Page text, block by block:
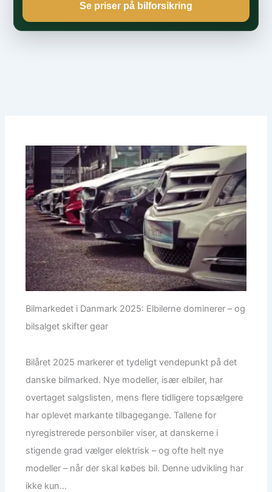
Se priser på bilforsikring
Bilmarkedet i Danmark 2025: Elbilerne dominerer – og
bilsalget skifter gear
Bilåret 2025 markerer et tydeligt vendepunkt på det
danske bilmarked. Nye modeller, især elbiler, har
overtaget salgslisten, mens flere tidligere topsælgere
har oplevet markante tilbagegange. Tallene for
nyregistrerede personbiler viser, at danskerne i
stigende grad vælger elektrisk – og ofte helt nye
modeller – når der skal købes bil. Denne udvikling har
ikke kun...